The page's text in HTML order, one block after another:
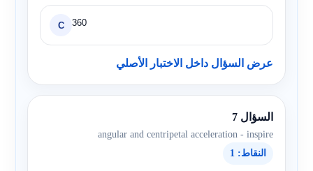
C 360
عرض السؤال داخل الاختبار الأصلي
السؤال 7
angular and centripetal acceleration - inspire
النقاط: 1